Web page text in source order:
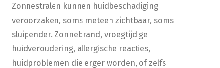
Zonnestralen kunnen huidbeschadiging
veroorzaken, soms meteen zichtbaar, soms
sluipender. Zonnebrand, vroegtijdige
huidveroudering, allergische reacties,
huidproblemen die erger worden, of zelfs